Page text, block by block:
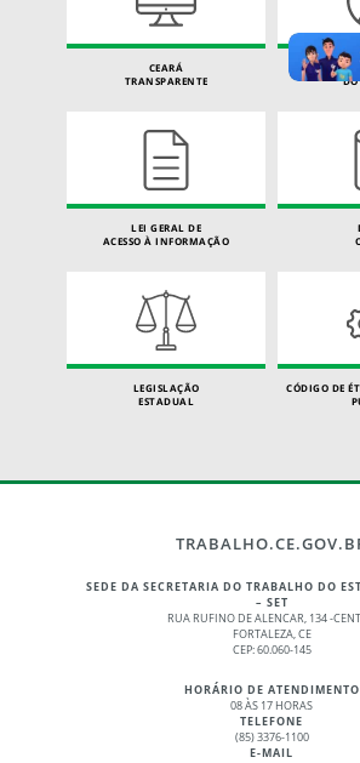
CEARÁ
TRANSPARENTE
LEI GERAL DE
ACESSO À INFORMAÇÃO
LEGISLAÇÃO
ESTADUAL
CÓDIGO DE
SEDE DA SECRETARIA DO TRABALHO DO
– SET
RUA RUFINO DE ALENCAR, 134 -
FORTALEZA, CE
CEP: 60.060-145
HORÁRIO DE ATENDIMENTO
08 ÀS 17 HORAS
TELEFONE
(85) 3376-1100
E-MAIL